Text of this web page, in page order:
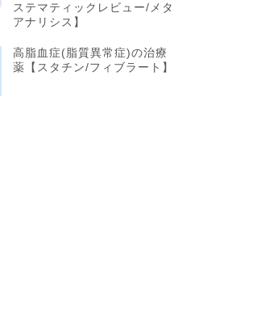
ステマティックレビュー/メタ
アナリシス】
高脂血症(脂質異常症)の治療
薬【スタチン/フィブラート】